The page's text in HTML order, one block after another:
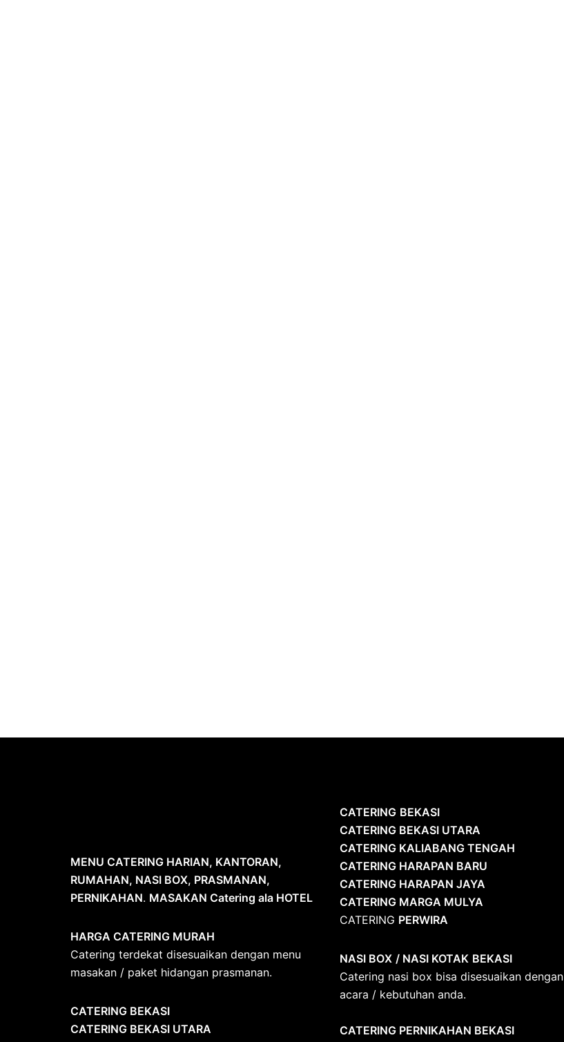
MENU CATERING HARIAN, KANTORAN,
RUMAHAN, NASI BOX, PRASMANAN,
PERNIKAHAN. MASAKAN Catering ala HOTEL
HARGA CATERING MURAH
Catering terdekat disesuaikan dengan menu
masakan / paket hidangan prasmanan.
CATERING BEKASI
CATERING BEKASI UTARA
CATERING BEKASI
CATERING BEKASI UTARA
CATERING KALIABANG TENGAH
CATERING HARAPAN BARU
CATERING HARAPAN JAYA
CATERING MARGA MULYA
CATERING PERWIRA
NASI BOX / NASI KOTAK BEKASI
Catering nasi box bisa disesuaikan dengan
acara / kebutuhan anda.
CATERING PERNIKAHAN BEKASI